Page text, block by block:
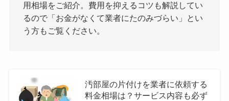
用相場をご紹介。費用を抑えるコツも解説してい
るので「お金がなくて業者にたのみづらい」とい
う方もご覧ください。
汚部屋の片付けを業者に依頼する
料金相場は？サービス内容も必ず